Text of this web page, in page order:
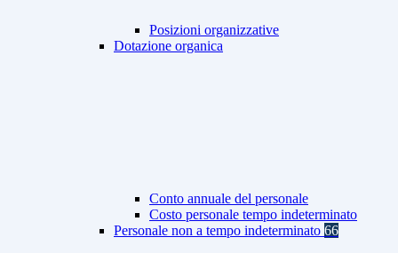
Posizioni organizzative
Dotazione organica
Conto annuale del personale
Costo personale tempo indeterminato
Personale non a tempo indeterminato 66